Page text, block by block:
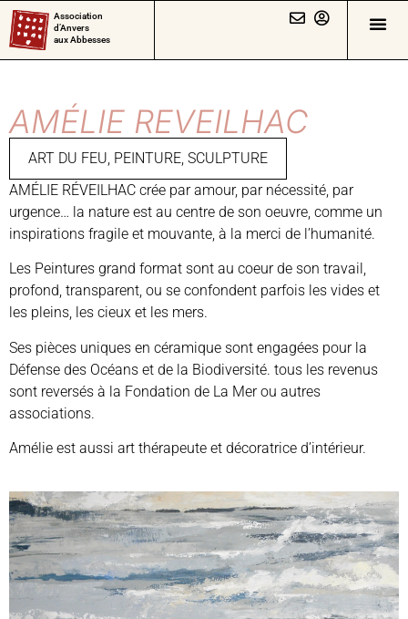
Association
d’Anvers
aux Abbesses
AMÉLIE REVEILHAC
ART DU FEU, PEINTURE, SCULPTURE
AMÉLIE RÉVEILHAC crée par amour, par nécessité, par
urgence… la nature est au centre de son oeuvre, comme un
inspirations fragile et mouvante, à la merci de l’humanité.
Les Peintures grand format sont au coeur de son travail,
profond, transparent, ou se confondent parfois les vides et
les pleins, les cieux et les mers.
Ses pièces uniques en céramique sont engagées pour la
Défense des Océans et de la Biodiversité. tous les revenus
sont reversés à la Fondation de La Mer ou autres
associations.
Amélie est aussi art thérapeute et décoratrice d’intérieur.